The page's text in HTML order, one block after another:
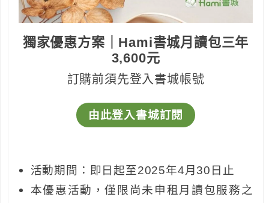
獨家優惠方案｜Hami書城月讀包三年
3,600元
訂購前須先登入書城帳號
由此登入書城訂閱
活動期間：即日起至2025年4月30日止
本優惠活動，僅限尚未申租月讀包服務之